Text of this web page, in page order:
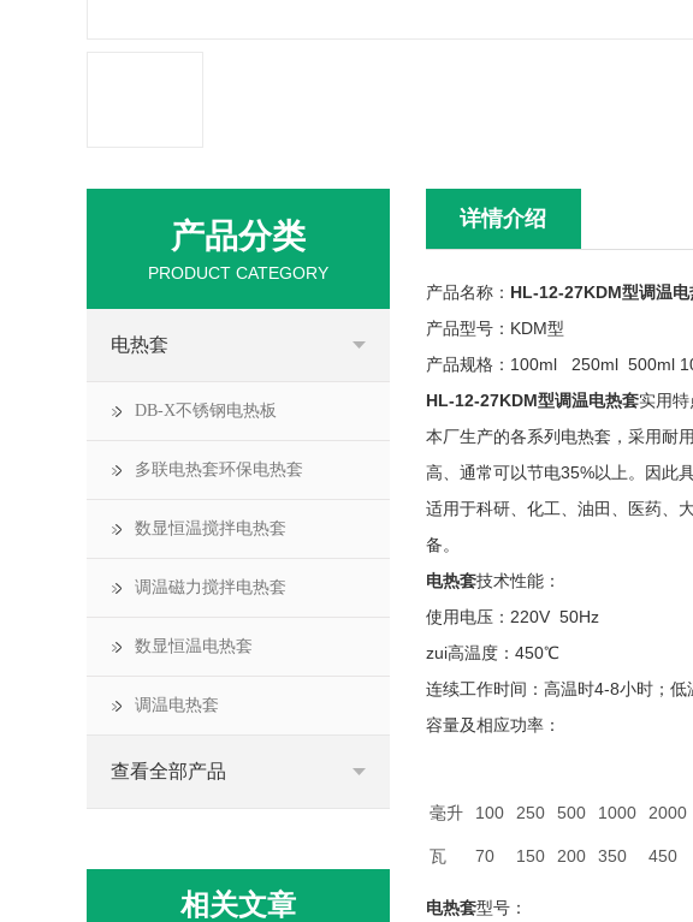
详情介绍
产品名称： HL-12-27KDM型调温电
产品型号：KDM型
产品规格：100ml 250ml 500ml
HL-12-27KDM型调温电热套实用特
本厂生产的各系列电热套，采用耐
高、通常可以节电35%以上。因此
适用于科研、化工、油田、医药、
备。
电热套技术性能：
使用电压：220V 50Hz
zui高温度：450℃
连续工作时间：高温时4-8小时；低
容量及相应功率：
毫升 100 250 500 1000 2000
瓦 70 150 200 350 450
电热套型号：
产品分类
PRODUCT CATEGORY
电热套
DB-X不锈钢电热板
多联电热套环保电热套
数显恒温搅拌电热套
调温磁力搅拌电热套
数显恒温电热套
调温电热套
查看全部产品
相关文章